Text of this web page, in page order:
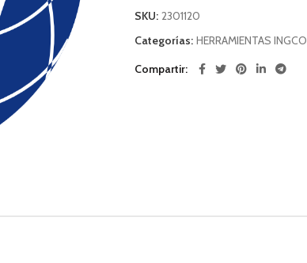
SKU: 2301120
Categorías: HERRAMIENTAS INGCO
Compartir